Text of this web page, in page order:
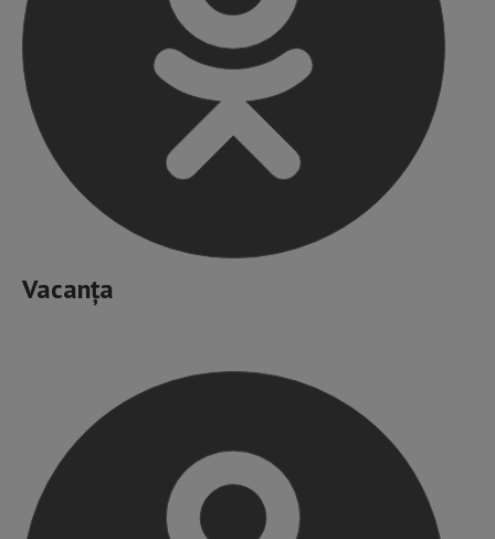
Vacanța